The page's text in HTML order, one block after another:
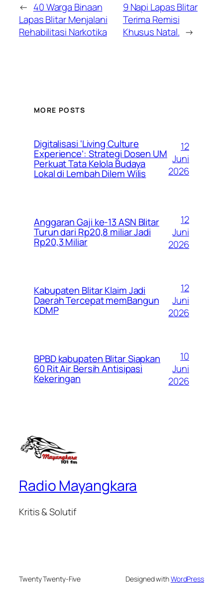
← 40 Warga Binaan
Lapas Blitar Menjalani
Rehabilitasi Narkotika
9 Napi Lapas Blitar
Terima Remisi
Khusus Natal. →
MORE POSTS
Digitalisasi ‘Living Culture
Experience’: Strategi Dosen UM
Perkuat Tata Kelola Budaya
Lokal di Lembah Dilem Wilis
12
Juni
2026
Anggaran Gaji ke-13 ASN Blitar
Turun dari Rp20,8 miliar Jadi
Rp20,3 Miliar
12
Juni
2026
Kabupaten Blitar Klaim Jadi
Daerah Tercepat memBangun
KDMP
12
Juni
2026
BPBD kabupaten Blitar Siapkan
60 Rit Air Bersih Antisipasi
Kekeringan
10
Juni
2026
Radio Mayangkara
Kritis & Solutif
Twenty Twenty-Five Designed withWordPress